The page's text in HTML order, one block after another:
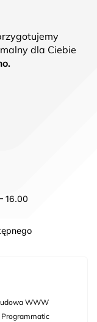
dla Ciebie
16.00
WWW
Programmatic